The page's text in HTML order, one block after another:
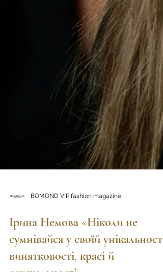
BOMOND VIP fashion magazine
Ірина Немова «Ніколи не